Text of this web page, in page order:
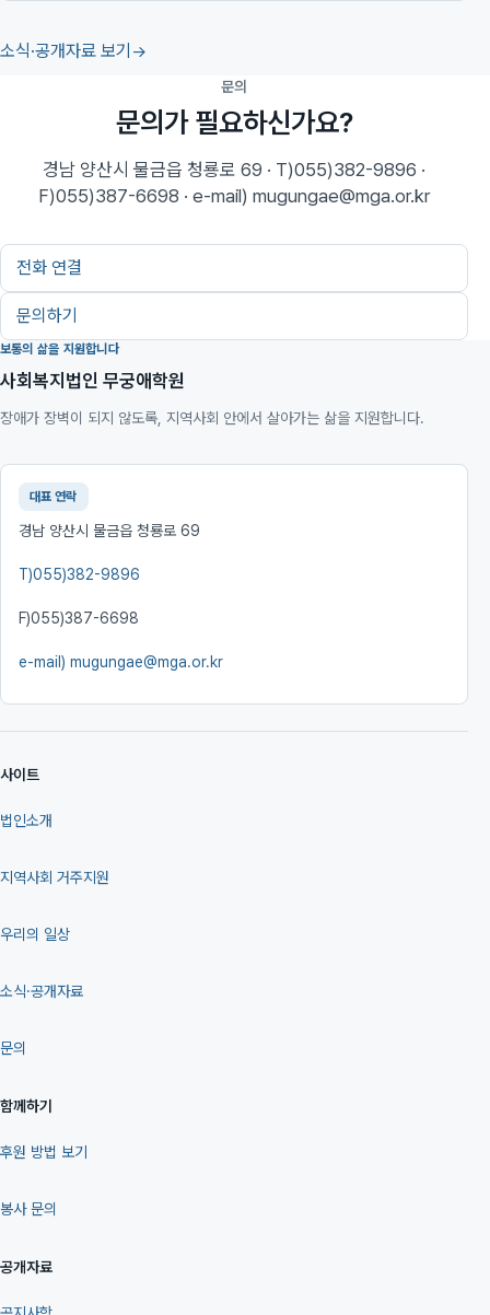
소식·공개자료 보기
문의
문의가 필요하신가요?
경남 양산시 물금읍 청룡로 69 · T)055)382-9896 ·
F)055)387-6698 · e-mail) mugungae@mga.or.kr
전화 연결
문의하기
보통의 삶을 지원합니다
사회복지법인 무궁애학원
장애가 장벽이 되지 않도록, 지역사회 안에서 살아가는 삶을 지원합니다.
대표 연락
경남 양산시 물금읍 청룡로 69
T)055)382-9896
F)055)387-6698
e-mail) mugungae@mga.or.kr
사이트
법인소개
지역사회 거주지원
우리의 일상
소식·공개자료
문의
함께하기
후원 방법 보기
봉사 문의
공개자료